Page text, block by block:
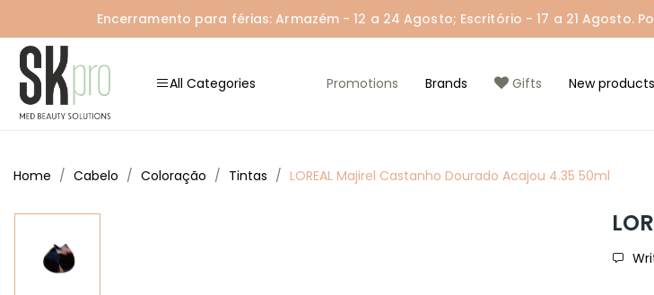
Encerramento para férias: Armazém - 12 a 24 Agosto; Escritório - 17 a 21 Agosto.
All Categories Promotions Brands Gifts New products
Home Cabelo Coloração Tintas LOREAL Majirel Castanho Dourado Acajou 4.35 50ml